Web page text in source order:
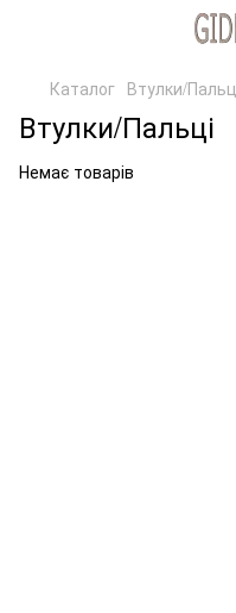
Каталог Втулки/
Втулки/Пальці
Немає товарів